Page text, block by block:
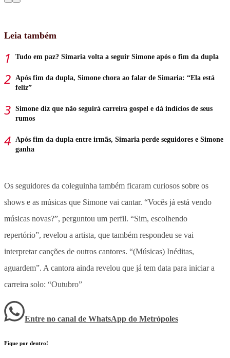
Leia também
Tudo em paz? Simaria volta a seguir Simone após o fim da dupla
Após fim da dupla, Simone chora ao falar de Simaria: “Ela está
feliz”
Simone diz que não seguirá carreira gospel e dá indícios de seus
rumos
Após fim da dupla entre irmãs, Simaria perde seguidores e Simone
ganha
Os seguidores da coleguinha também ficaram curiosos sobre os
shows e as músicas que Simone vai cantar. “Vocês já está vendo
músicas novas?”, perguntou um perfil. “Sim, escolhendo
repertório”, revelou a artista, que também respondeu se vai
interpretar canções de outros cantores. “(Músicas) Inéditas,
aguardem”. A cantora ainda revelou que já tem data para iniciar a
carreira solo: “Outubro”
Entre no canal de WhatsApp do Metrópoles
Fique por dentro!